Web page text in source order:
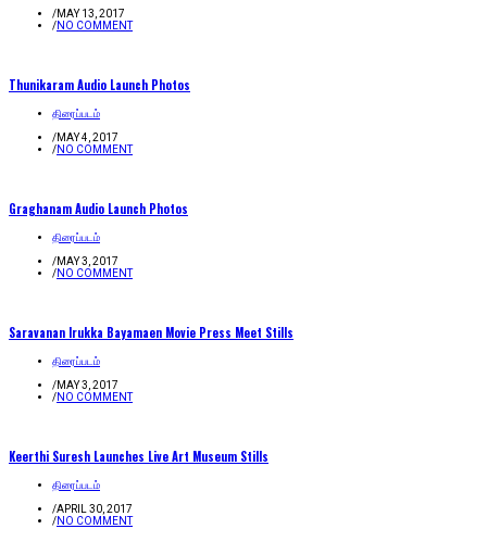
/MAY 13, 2017
/NO COMMENT
Thunikaram Audio Launch Photos
திரைப்படம்
/MAY 4, 2017
/NO COMMENT
Graghanam Audio Launch Photos
திரைப்படம்
/MAY 3, 2017
/NO COMMENT
Saravanan Irukka Bayamaen Movie Press Meet Stills
திரைப்படம்
/MAY 3, 2017
/NO COMMENT
Keerthi Suresh Launches Live Art Museum Stills
திரைப்படம்
/APRIL 30, 2017
/NO COMMENT